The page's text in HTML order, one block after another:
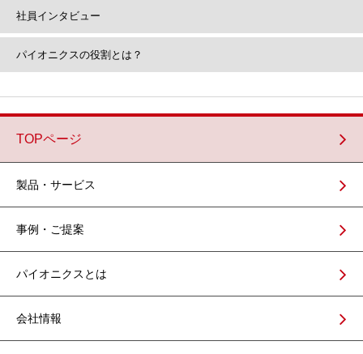
社員 インタビュー
パイオニクスの役割とは？
TOPページ
製品・サービス
事例・ご提案
パイオニクスとは
会社情報